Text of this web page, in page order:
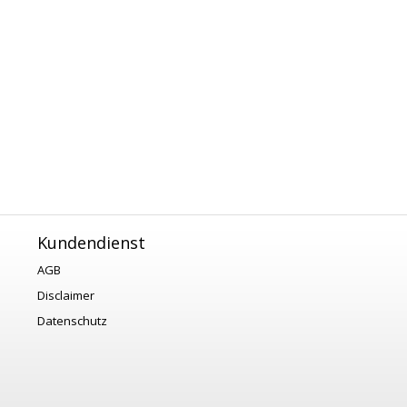
Kundendienst
AGB
Disclaimer
Datenschutz